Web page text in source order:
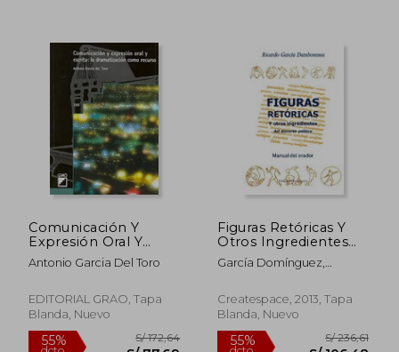
52%
dcto.
S/ 193,48
S/ 92,45
40%
dcto.
Comunicación Y
Expresión Oral Y
Escrita: La
Dramatización Como
Castellano)
Antonio Garcia Del Toro
EDITORIAL GRAO, Tapa
Blanda, Nuevo
Figuras Retóricas Y
Otros Ingredientes
Del Discurso Político:
Manual Del Orador
García Domínguez,
Damborenea, Ricardo
Createspace, 2013, Tapa
Blanda, Nuevo